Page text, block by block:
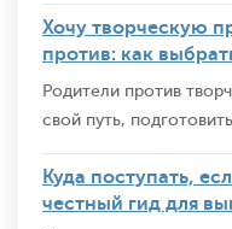
Хочу творческую
против: как
Родители против
свой путь,
Куда поступать,
честный гид для